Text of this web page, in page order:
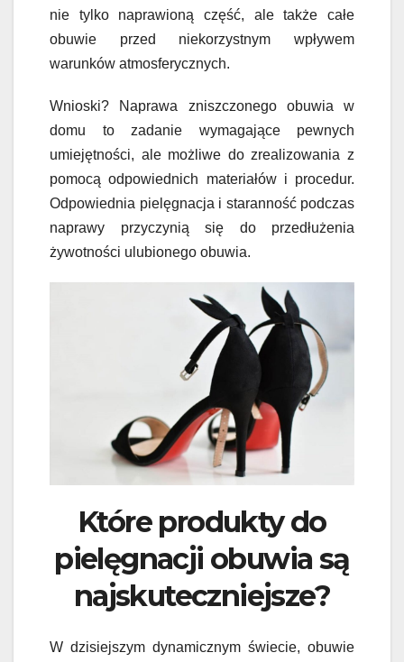
nie tylko naprawioną część, ale także całe
obuwie przed niekorzystnym wpływem
warunków atmosferycznych.
Wnioski? Naprawa zniszczonego obuwia w
domu to zadanie wymagające pewnych
umiejętności, ale możliwe do zrealizowania z
pomocą odpowiednich materiałów i procedur.
Odpowiednia pielęgnacja i staranność podczas
naprawy przyczynią się do przedłużenia
żywotności ulubionego obuwia.
Które produkty do
pielęgnacji obuwia są
najskuteczniejsze?
W dzisiejszym dynamicznym świecie, obuwie